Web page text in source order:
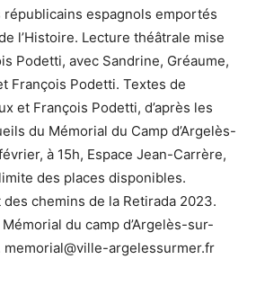
républicains espagnols emportés
l’Histoire. Lecture théâtrale mise
Podetti, avec Sandrine, Gréaume,
François Podetti. Textes de
et François Podetti, d’après les
du Mémorial du Camp d’Argelès-
à 15h, Espace Jean-Carrère,
des places disponibles.
chemins de la Retirada 2023.
Mémorial du camp d’Argelès-sur-
memorial@ville-argelessurmer.fr